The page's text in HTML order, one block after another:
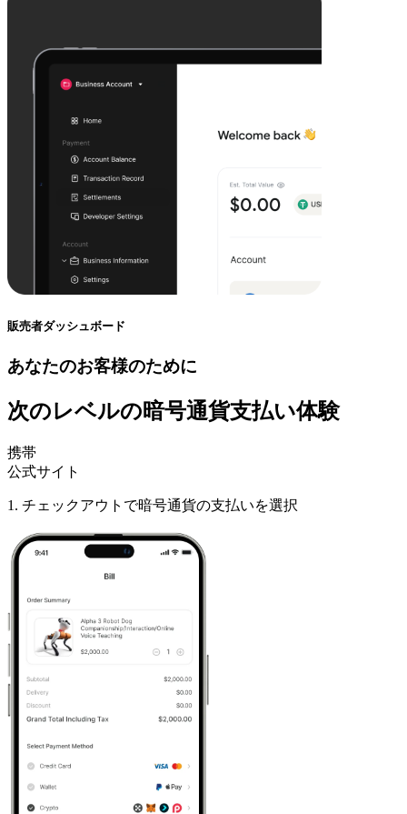
販売者ダッシュボード
あなたのお客様のために
次のレベルの暗号通貨支払い体験
携帯
公式サイト
1 . チェックアウトで暗号通貨の支払いを選択